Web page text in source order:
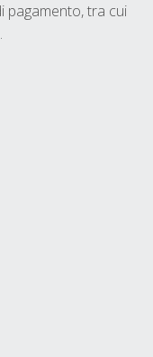
pagamento, tra cui